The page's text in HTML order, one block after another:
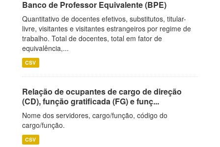
Banco de Professor Equivalente (BPE)
Quantitativo de docentes efetivos, substitutos, titular-
livre, visitantes e visitantes estrangeiros por regime de
trabalho. Total de docentes, total em fator de
equivalência,...
CSV
Relação de ocupantes de cargo de direção
(CD), função gratificada (FG) e funç...
Nome dos servidores, cargo/função, código do
cargo/função.
CSV